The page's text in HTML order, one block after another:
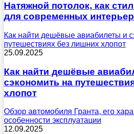
Натяжной потолок, как
для современных
Как найти дешёвые авиабилеты и
путешествиях без лишних хлопот
25.09.2025
Как найти дешёвые
сэкономить на
хлопот
Обзор автомобиля Гранта, его
особенности эксплуатации
12.09.2025